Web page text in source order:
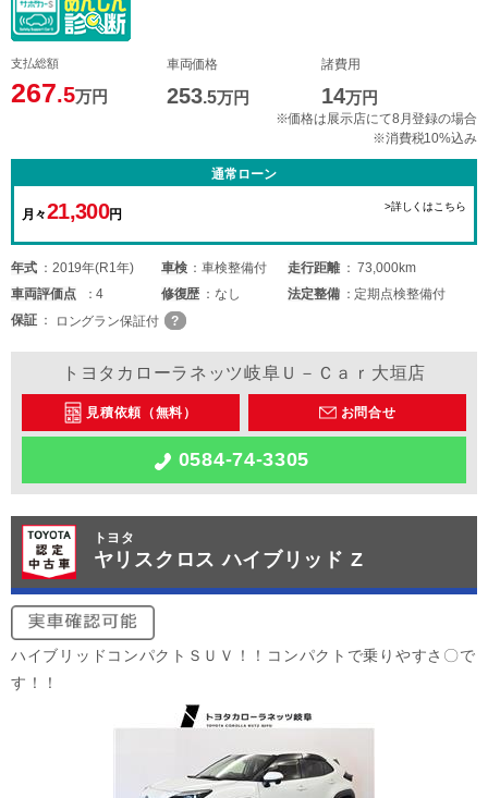
支払総額
267.5万円
車両価格
253.5万円
諸費用
14万円
※価格は展示店にて8月登録の場合
※消費税10%込み
通常ローン
月々21,300円
>詳しくはこちら
年式 2019年(R1年) 車検 車検整備付 走行距離
73,000km
車両評価点 4 修復歴 なし 法定整備
定期点検整備付
保証
ロングラン保証付
トヨタカローラネッツ岐阜Ｕ－Ｃａｒ大垣店
見積依頼（無料） お問合せ
0584-74-3305
トヨタ
ヤリスクロス ハイブリッド Z
ハイブリッドコンパクトＳＵＶ！！コンパクトで乗りやすさ〇で
す！！